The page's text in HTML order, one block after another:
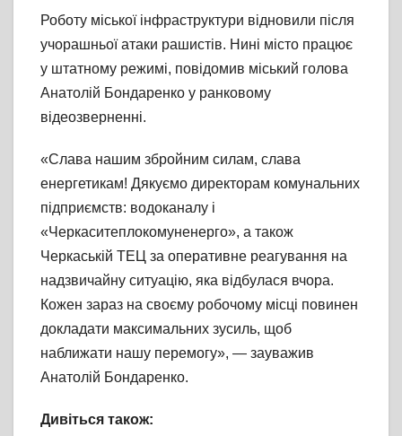
Роботу міської інфраструктури відновили після
учорашньої атаки рашистів. Нині місто працює
у штатному режимі, повідомив міський голова
Анатолій Бондаренко у ранковому
відеозверненні.
«Слава нашим збройним силам, слава
енергетикам! Дякуємо директорам комунальних
підприємств: водоканалу і
«Черкаситеплокомуненерго», а також
Черкаській ТЕЦ за оперативне реагування на
надзвичайну ситуацію, яка відбулася вчора.
Кожен зараз на своєму робочому місці повинен
докладати максимальних зусиль, щоб
наближати нашу перемогу», — зауважив
Анатолій Бондаренко.
Дивіться також: